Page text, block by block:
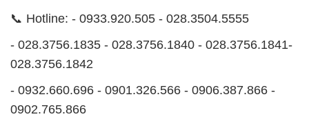
📞 Hotline: - 0933.920.505 - 028.3504.5555
- 028.3756.1835 - 028.3756.1840 - 028.3756.1841-
028.3756.1842
- 0932.660.696 - 0901.326.566 - 0906.387.866 -
0902.765.866